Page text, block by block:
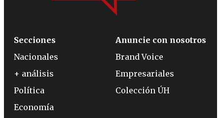
Secciones
Nacionales
+ análisis
Política
Economía
Anuncie con nosotros
Brand Voice
Empresariales
Colección ÚH